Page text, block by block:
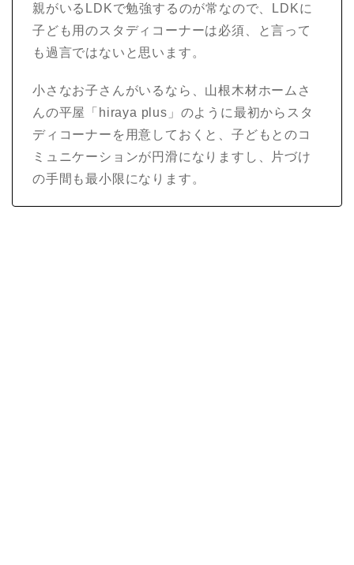
親がいるLDKで勉強するのが常なので、LDKに
子ども用のスタディコーナーは必須、と言って
も過言ではないと思います。
小さなお子さんがいるなら、山根木材ホームさ
んの平屋「hiraya plus」のように最初からスタ
ディコーナーを用意しておくと、子どもとのコ
ミュニケーションが円滑になりますし、片づけ
の手間も最小限になります。